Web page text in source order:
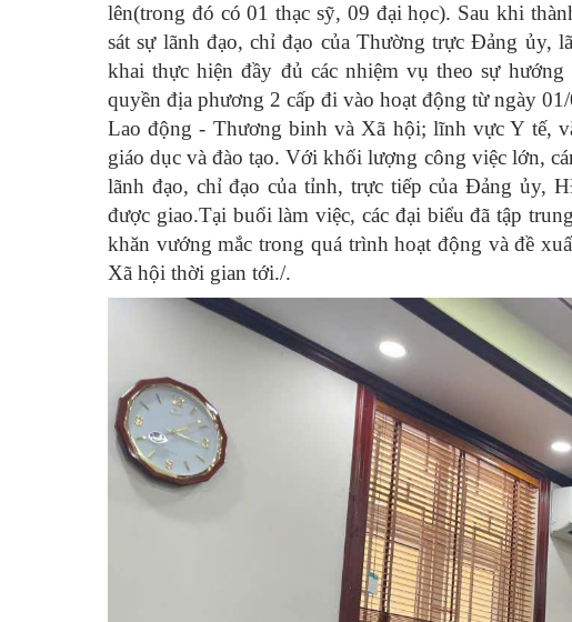
lên(trong đó có 01 thạc sỹ, 09 đại học). Sau khi
sát sự lãnh đạo, chỉ đạo của Thường trực Đảng ủy,
khai thực hiện đầy đủ các nhiệm vụ theo sự
quyền địa phương 2 cấp đi vào hoạt động từ ngày
Lao động - Thương binh và Xã hội; lĩnh vực Y tế,
giáo dục và đào tạo. Với khối lượng công việc lớn,
lãnh đạo, chỉ đạo của tỉnh, trực tiếp của Đảng ủy,
được giao.Tại buổi làm việc, các đại biểu đã tập
khăn vướng mắc trong quá trình hoạt động và đề
Xã hội thời gian tới./.